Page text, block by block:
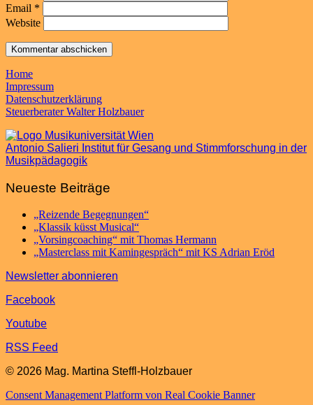
Email *
Website
Home
Impressum
Datenschutzerklärung
Steuerberater Walter Holzbauer
Antonio Salieri Institut für Gesang und Stimmforschung in der
Musikpädagogik
Neueste Beiträge
„Reizende Begegnungen“
„Klassik küsst Musical“
„Vorsingcoaching“ mit Thomas Hermann
„Masterclass mit Kamingespräch“ mit KS Adrian Eröd
Newsletter abonnieren
Facebook
Youtube
RSS Feed
© 2026 Mag. Martina Steffl-Holzbauer
Consent Management Platform von Real Cookie Banner